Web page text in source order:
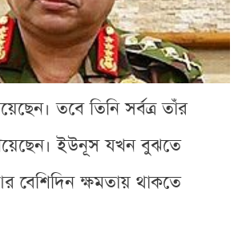
তবে তিনি সর্বত্র তাঁর
ইউনূস যখন বুঝতে
বেশিদিন ক্ষমতায় থাকতে